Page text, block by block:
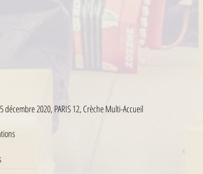
décembre 2020, PARIS 12, Crèche Multi-Accueil